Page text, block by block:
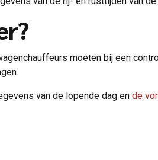
moeten bij een
van de lopende dag en de